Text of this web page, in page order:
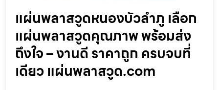
แผ่นพลาสวูดหนองบัวลำภู เลือก
แผ่นพลาสวูดคุณภาพ พร้อมส่ง
ถึงใจ – งานดี ราคาถูก ครบจบที่
เดียว แผ่นพลาสวูด.com